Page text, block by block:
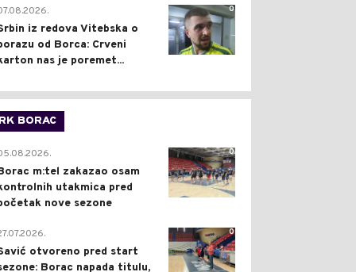
0
iz redova Vitebska o
od Borca: Crveni
nas je poremet...
RK BORAC
0
m:tel zakazao osam
utakmica pred
nove sezone
0
otvoreno pred start
Borac napada titulu,